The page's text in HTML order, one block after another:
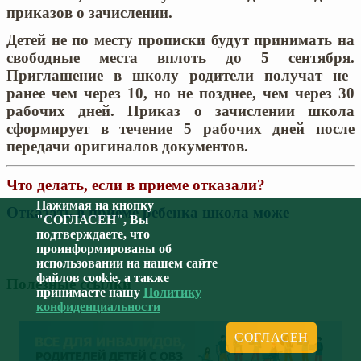
приказов о зачислении.
Детей не по месту прописки будут принимать на
свободные места вплоть до 5 сентября.
Приглашение в школу родители получат не
ранее чем через 10, но не позднее, чем через 30
рабочих дней. Приказ о зачислении школа
сформирует в течение 5 рабочих дней после
передачи оригиналов документов.
Что делать, если в приеме отказали?
Отказать в приеме ребенка школа може
Полезные ссылки
Нажимая на кнопку
"СОГЛАСЕН", Вы
подтверждаете, что
проинформированы об
использовании на нашем сайте
файлов cookie, а также
принимаете нашу Политику
конфиденциальности
СОГЛАСЕН